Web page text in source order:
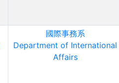
國際事務系
Department of International
Affairs